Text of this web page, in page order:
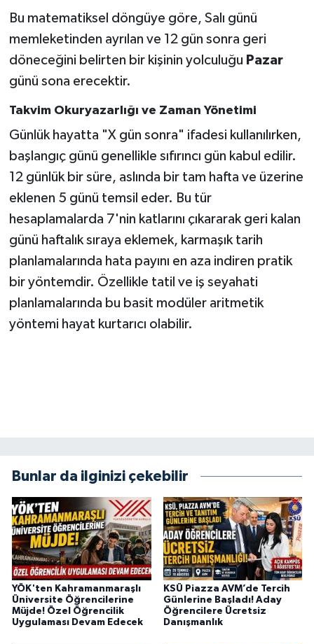
Bu matematiksel döngüye göre, Salı günü
memleketinden ayrılan ve 12 gün sonra geri
döneceğini belirten bir kişinin yolculuğu Pazar
günü sona erecektir.
Takvim Okuryazarlığı ve Zaman Yönetimi
Günlük hayatta "X gün sonra" ifadesi kullanılırken,
başlangıç günü genellikle sıfırıncı gün kabul edilir.
12 günlük bir süre, aslında bir tam hafta ve üzerine
eklenen 5 günü temsil eder. Bu tür
hesaplamalarda 7'nin katlarını çıkararak geri kalan
günü haftalık sıraya eklemek, karmaşık tarih
planlamalarında hata payını en aza indiren pratik
bir yöntemdir. Özellikle tatil ve iş seyahati
planlamalarında bu basit modüler aritmetik
yöntemi hayat kurtarıcı olabilir.
Bunlar da ilginizi çekebilir
YÖK'ten Kahramanmaraşlı
Üniversite Öğrencilerine
Müjde! Özel Öğrencilik
Uygulaması Devam Edecek
KSÜ Piazza AVM’de Tercih
Günlerine Başladı! Aday
Öğrencilere Ücretsiz
Danışmanlık
MİZAH
TARİH
Politika
BÖLGEDEN
BİLİM TEKNOLOJİ
ASAYİŞ
SEÇİM 2015